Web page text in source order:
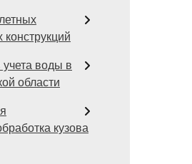
воды в
области
кузова